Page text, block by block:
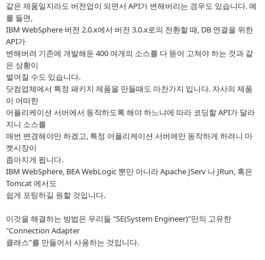
같은 제품일지라도 버전업이 되면서 API가 변해버리는 경우도 있습니다. 예
를 들면,
IBM WebSphere 버전 2.0.x에서 버전 3.0.x로의 전환할 때, DB 연결을 위한
API가
변해버려 기존에 개발해둔 400 여개의 소스를 다 뜯어 고쳐야 하는 것과 같
은 상황이
벌어질 수도 있습니다.
닷컴업체에서 특정 패키지 제품을 만들때도 마찬가지 입니다. 자사의 제품
이 어떠한
어플리케이션 서버에서 동작하도록 해야 하느냐에 따라 코딩할 API가 달라
지니 소스를
매번 변경해야만 하겠고, 특정 어플리케이션 서버에만 동작하게 하려니 마
켓시장이
좁아지게 됩니다.
IBM WebSphere, BEA WebLogic 뿐만 아니라 Apache JServ 나 JRun, 혹은
Tomcat 에서도
쉽게 포팅하길 원할 것입니다.
이것을 해결하는 방법은 우리들 "SE(System Engineer)"만의 고유한
"Connection Adapter
클래스"를 만들어서 사용하는 것입니다.